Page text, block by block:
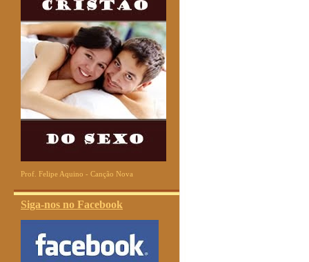
Prof. Felipe Aquino - Canção Nova
Siga-nos no Facebook